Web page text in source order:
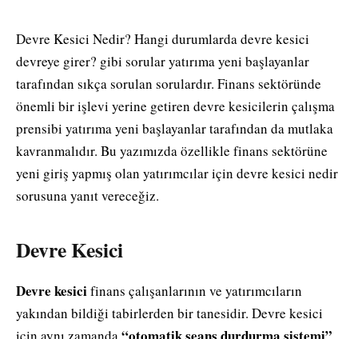
Devre Kesici Nedir? Hangi durumlarda devre kesici
devreye girer? gibi sorular yatırıma yeni başlayanlar
tarafından sıkça sorulan sorulardır. Finans sektöründe
önemli bir işlevi yerine getiren devre kesicilerin çalışma
prensibi yatırıma yeni başlayanlar tarafından da mutlaka
kavranmalıdır. Bu yazımızda özellikle finans sektörüne
yeni giriş yapmış olan yatırımcılar için devre kesici nedir
sorusuna yanıt vereceğiz.
Devre Kesici
Devre kesicifinans çalışanlarının ve yatırımcıların
yakından bildiği tabirlerden bir tanesidir. Devre kesici